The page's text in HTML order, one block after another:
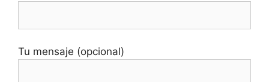
Tu mensaje (opcional)